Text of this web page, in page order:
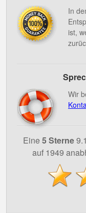
In
ist,
Wir
Eine 5 Sterne
auf 1949